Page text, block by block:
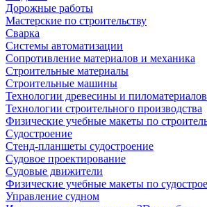
Дорожные работы
Мастерские по строительству
Сварка
Системы автоматизации
Сопротивление материалов и механика
Строительные материалы
Строительные машины
Технологии древесины и пиломатериалов
Технологии строительного производства
Физические учебные макеты по
Судостроение
Стенд-планшеты судостроение
Судовое проектирование
Судовые движители
Физические учебные макеты по
Управление судном